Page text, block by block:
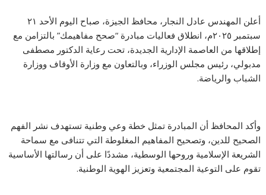
أعلن المهندس عادل النجار، محافظ الجيزة، صباح اليوم الأحد ٢١
سبتمبر ٢٠٢٥م، انطلاق فعاليات مبادرة “صحح مفاهيمك” بالتزامن مع
إطلاقها من العاصمة الإدارية الجديدة، تحت رعاية الدكتور مصطفى
مدبولي، رئيس مجلس الوزراء، وبالتعاون مع وزارة الأوقاف ووزارة
الشباب والرياضة.
وأكد المحافظ أن المبادرة تمثل خطة وعي وطنية تستهدف نشر الفهم
الصحيح للدين، وتصحيح المفاهيم المغلوطة التي تتنافى مع سماحة
الشريعة الإسلامية وروحها الوسطية، مشددًا على أن رسالتها الأساسية
تقوم على التوعية المجتمعية وتعزيز الهوية الوطنية.